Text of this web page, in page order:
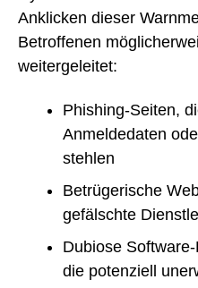
Anklicken dieser
Betroffenen
weitergeleitet:
Phishing-Seiten,
Anmeldedaten
stehlen
Betrügerische
gefälschte
Dubiose
die potenziell